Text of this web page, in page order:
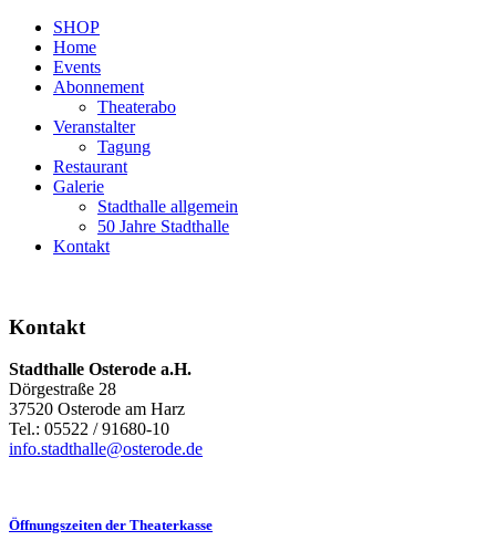
SHOP
Home
Events
Abonnement
Theaterabo
Veranstalter
Tagung
Restaurant
Galerie
Stadthalle allgemein
50 Jahre Stadthalle
Kontakt
Kontakt
Stadthalle Osterode a.H.
Dörgestraße 28
37520 Osterode am Harz
Tel.: 05522 / 91680-10
info.stadthalle@osterode.de
Öffnungszeiten der Theaterkasse